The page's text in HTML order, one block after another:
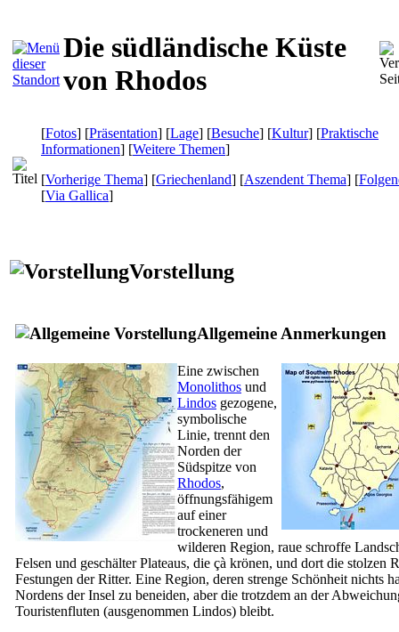
Die südländische Küste
von Rhodos
[Fotos] [Präsentation] [Lage] [Besuche] [Kultur] [Praktische
Informationen] [Weitere Themen]
[Vorherige Thema] [Griechenland] [Aszendent Thema] [
[Via Gallica]
Vorstellung
Allgemeine Anmerkungen
Eine zwischen
Monolithos und
Lindos gezogene,
symbolische
Linie, trennt den
Norden der
Südspitze von
Rhodos,
öffnungsfähigem
auf einer
trockeneren und
wilderen Region, raue schroffe
Felsen und geschälter Plateaus, die çà krönen, und dort die stolzen
Festungen der Ritter. Eine Region, deren strenge Schönheit nichts
Nordens der Insel zu beneiden, aber die trotzdem an der
Touristenfluten (ausgenommen Lindos) bleibt.